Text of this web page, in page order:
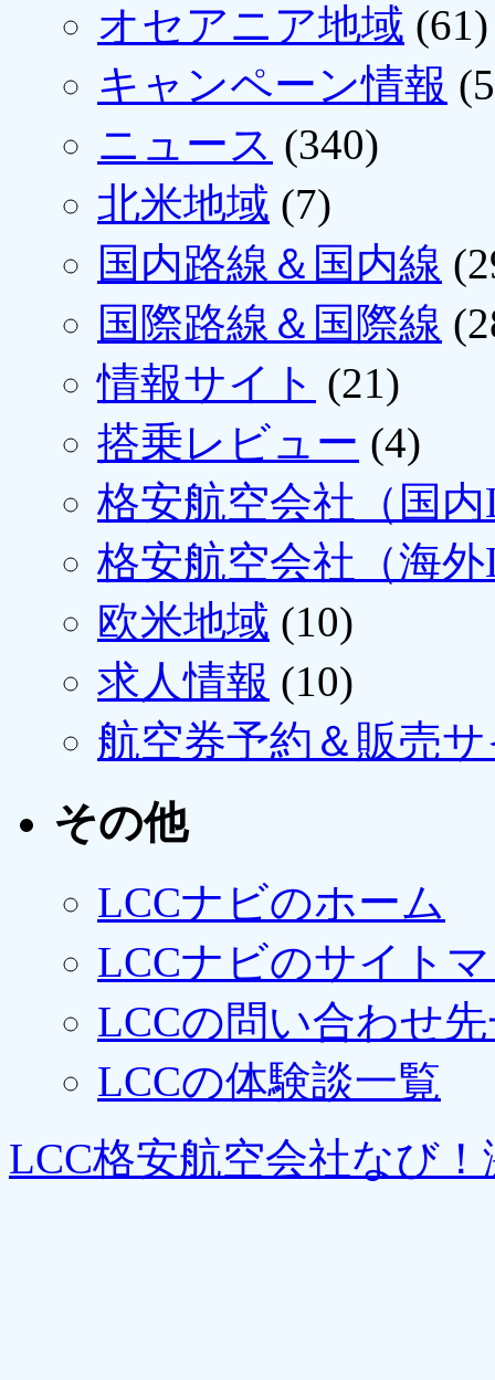
オセアニア地域 (61)
キャンペーン情報
ニュース (340)
北米地域 (7)
国内路線＆国内線
国際路線＆国際線
情報サイト (21)
搭乗レビュー (4)
格安航空会社（国
格安航空会社（海
欧米地域 (10)
求人情報 (10)
航空券予約＆販売
その他
LCCナビのホーム
LCCナビのサイト
LCCの問い合わせ
LCCの体験談一覧
LCC格安航空会社なび